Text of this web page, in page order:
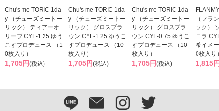
Chu's me TORIC 1da
y （チューズミートー
リック） ティアーオ
リーブ CYL-1.25 ゆう
こすプロデュース （1
0枚入り）
1,705円(税込)
Chu's me TORIC 1da
y （チューズミートー
リック） グロスブラ
ウン CYL-1.25 ゆうこ
すプロデュース （10
枚入り）
1,705円(税込)
Chu's me TORIC 1da
y （チューズミートー
リック） グロスブラ
ウン CYL-0.75 ゆうこ
すプロデュース （10
枚入り）
1,705円(税込)
（フラ
ック）
ニラ
希イメ
0枚入り
1,815